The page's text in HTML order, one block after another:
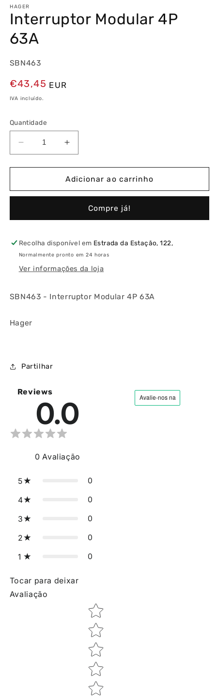
HAGER
Interruptor Modular 4P
63A
SBN463
Preço
normal
€43,45 EUR
IVA incluído.
Quantidade
Diminuir
a
quantidade
Interruptor
63A
Aumentar
a
quantidade
de
Interruptor
63A
Adicionar ao carrinho
Compre já!
Recolha disponível em Estrada da Estação, 122,
Normalmente pronto em 24 horas
Ver informações da loja
SBN463 - Interruptor Modular 4P 63A
Hager
Partilhar
Reviews
0.0
0 Avaliação
5 0
4 0
3 0
2 0
1 0
Tocar para deixar
Avaliação
Star rating